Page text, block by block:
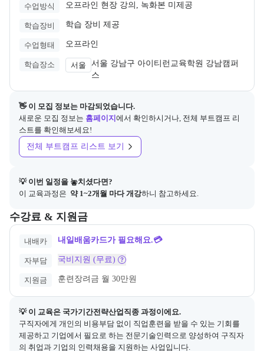
수업방식 오프라인 현장 강의, 녹화본 미제공
학습장비 학습 장비 제공
수업형태 오프라인
학습장소 서울
서울 강남구 아이티런교육학원 강남캠퍼
스
👋 이 모집 정보는 마감되었습니다.
새로운 모집 정보는 홈페이지 에서 확인하시거나, 전체 부트캠프 리
스트를 확인해보세요!
전체 부트캠프 리스트 보기
💡 이번 일정을 놓치셨다면?
이 교육과정은 약 1~2개월 마다 개강하니 참고하세요.
수강료 & 지원금
교육과정의 비용 및 결제 관련 정보를 안내한다. 필요 시 정부지원 과
내배카 내일배움카드가 필요해요.💳
자부담 국비지원 (무료)
지원금 훈련장려금 월 30만원
💡 이 교육은 국가기간전략산업직종 과정이에요.
구직자에게 개인의 비용부담 없이 직업훈련을 받을 수 있는 기회를
제공하고 기업에서 필요로 하는 전문기술인력으로 양성하여 구직자
의 취업과 기업의 인력채용을 지원하는 사업입니다.